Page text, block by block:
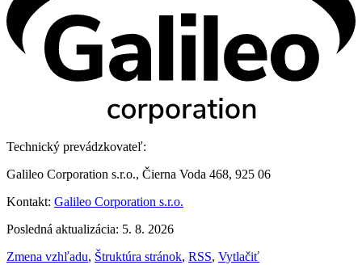
Technický prevádzkovateľ:
Galileo Corporation s.r.o., Čierna Voda 468, 925 06
Kontakt: Galileo Corporation s.r.o.
Posledná aktualizácia: 5. 8. 2026
Zmena vzhľadu, Štruktúra stránok, RSS, Vytlačiť